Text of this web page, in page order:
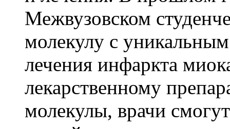
Межвузовском
молекулу с
лечения инфаркта
лекарственному
молекулы, врачи